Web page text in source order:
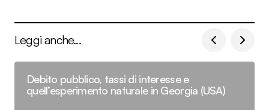
Leggi anche...
Debito pubblico, tassi di interesse e
quell’esperimento naturale in Georgia (USA)